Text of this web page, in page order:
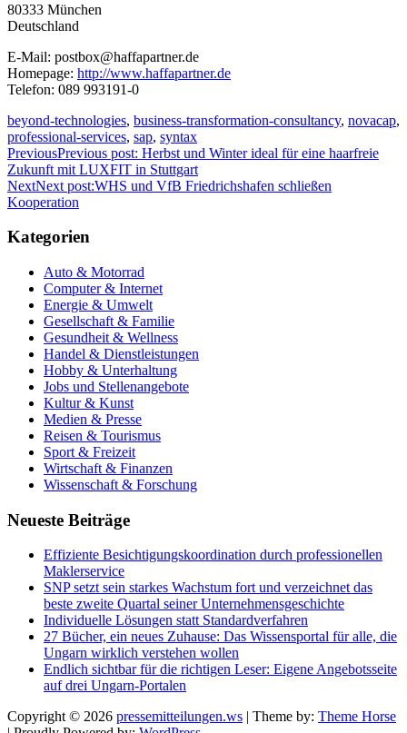
80333 München
Deutschland
E-Mail: postbox@haffapartner.de
Homepage: http://www.haffapartner.de
Telefon: 089 993191-0
beyond-technologies, business-transformation-consultancy, novacap,
professional-services, sap, syntax
PreviousPrevious post: Herbst und Winter ideal für eine haarfreie
Zukunft mit LUXFIT in Stuttgart
NextNext post:WHS und VfB Friedrichshafen schließen
Kooperation
Kategorien
Auto & Motorrad
Computer & Internet
Energie & Umwelt
Gesellschaft & Familie
Gesundheit & Wellness
Handel & Dienstleistungen
Hobby & Unterhaltung
Jobs und Stellenangebote
Kultur & Kunst
Medien & Presse
Reisen & Tourismus
Sport & Freizeit
Wirtschaft & Finanzen
Wissenschaft & Forschung
Neueste Beiträge
Effiziente Besichtigungskoordination durch professionellen
Maklerservice
SNP setzt sein starkes Wachstum fort und verzeichnet das
beste zweite Quartal seiner Unternehmensgeschichte
Individuelle Lösungen statt Standardverfahren
27 Bücher, ein neues Zuhause: Das Wissensportal für alle, die
Ungarn wirklich verstehen wollen
Endlich sichtbar für die richtigen Leser: Eigene Angebotsseite
auf drei Ungarn-Portalen
Copyright © 2026 pressemitteilungen.ws | Theme by: Theme Horse